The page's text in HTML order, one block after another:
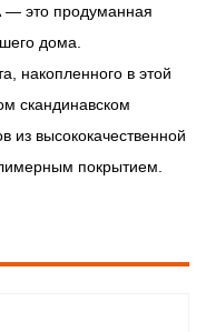
— это продуманная
дома.
накопленного в этой
скандинавском
из высококачественной
покрытием.